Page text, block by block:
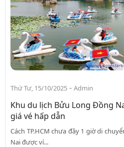
Thứ Tư, 15/10/2025 - Admin
Khu du lịch Bửu Long Đồng
giá vé hấp dẫn
Cách TP.HCM chưa đầy 1 giờ di
Nai được ví...